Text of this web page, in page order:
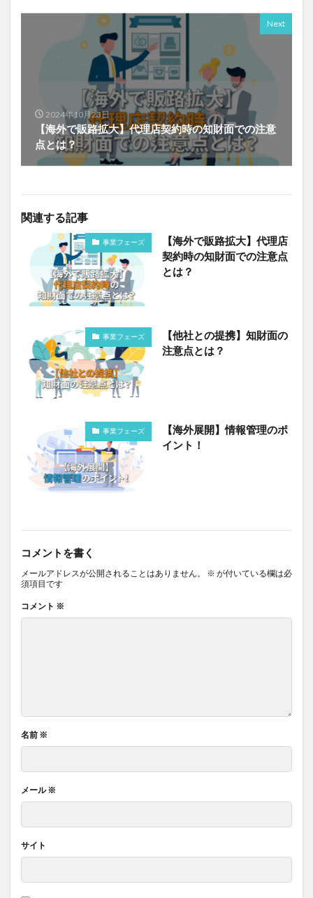
Next
2024年10月23日
【海外で販路拡大】代理店契約時の知財面での注意
点とは？
関連する記事
事業フェーズ
【海外で販路拡大】代理店
契約時の知財面での注意点
とは？
事業フェーズ
【他社との提携】知財面の
注意点とは？
事業フェーズ
【海外展開】情報管理のポ
イント！
コメントを書く
メールアドレスが公開されることはありません。 ※ が付いている欄は必
須項目です
コメント ※
名前 ※
メール※
サイト